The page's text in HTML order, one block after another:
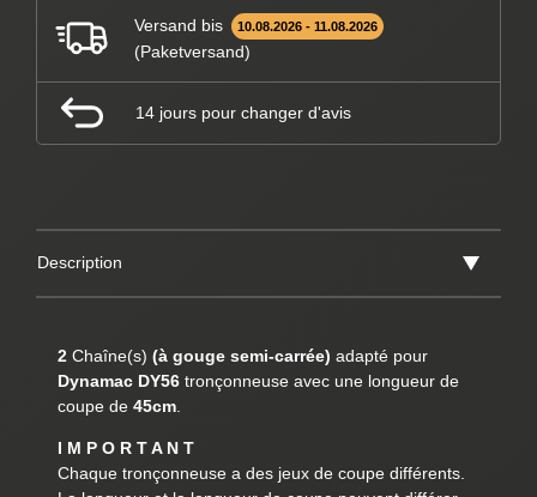
Versand bis 10.08.2026 - 11.08.2026
(Paketversand)
14 jours pour changer d'avis
Description
2Chaîne(s) (à gouge semi-carrée) adapté pour
Dynamac DY56tronçonneuse avec une longueur de
coupe de 45cm.
I M P O R T A N T
Chaque tronçonneuse a des jeux de coupe différents.